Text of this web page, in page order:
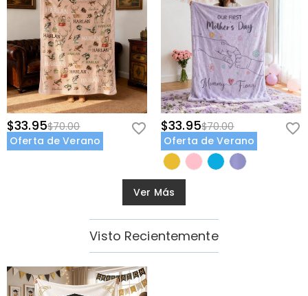
$33.95$70.00
Oferta de Verano
$33.95$70.00
Oferta de Verano
Ver Más
Visto Recientemente